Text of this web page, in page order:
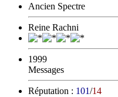
Ancien Spectre
Reine Rachni
1999
Messages
Réputation : 101/14